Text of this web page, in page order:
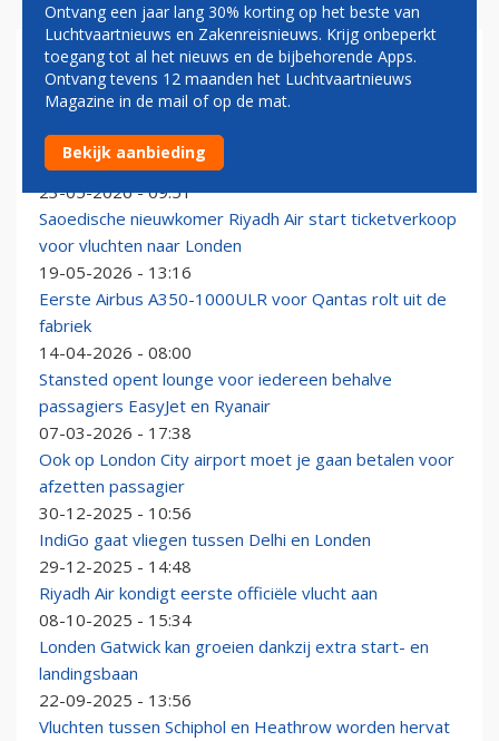
LONDEN
Alaska Airlines start non-stopverbinding Seattle–
Londen en versnelt internationale groei
23-05-2026 - 09:51
Saoedische nieuwkomer Riyadh Air start ticketverkoop
voor vluchten naar Londen
19-05-2026 - 13:16
Eerste Airbus A350-1000ULR voor Qantas rolt uit de
fabriek
14-04-2026 - 08:00
Stansted opent lounge voor iedereen behalve
passagiers EasyJet en Ryanair
07-03-2026 - 17:38
Ook op London City airport moet je gaan betalen voor
afzetten passagier
30-12-2025 - 10:56
IndiGo gaat vliegen tussen Delhi en Londen
29-12-2025 - 14:48
Riyadh Air kondigt eerste officiële vlucht aan
08-10-2025 - 15:34
Londen Gatwick kan groeien dankzij extra start- en
landingsbaan
22-09-2025 - 13:56
Vluchten tussen Schiphol en Heathrow worden hervat
Ontvang een jaar lang 30% korting op het beste van
Luchtvaartnieuws en Zakenreisnieuws. Krijg onbeperkt
toegang tot al het nieuws en de bijbehorende Apps.
Ontvang tevens 12 maanden het Luchtvaartnieuws
Magazine in de mail of op de mat.
Bekijk aanbieding